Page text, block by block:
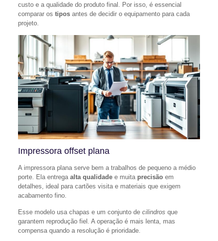
custo e a qualidade do produto final. Por isso, é essencial
comparar os tiposantes de decidir o equipamento para cada
projeto.
Impressora offset plana
A impressora plana serve bem a trabalhos de pequeno a médio
porte. Ela entrega alta qualidadee muita precisãoem
detalhes, ideal para cartões visita e materiais que exigem
acabamento fino.
Esse modelo usa chapas e um conjunto de cilindros que
garantem reprodução fiel. A operação é mais lenta, mas
compensa quando a resolução é prioridade.